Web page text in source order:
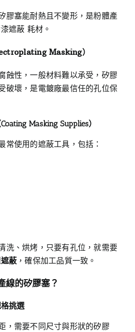
膠塞能耐熱且不變形，是粉體產
遮蔽 耗材。
Masking）
蝕性，一般材料難以承受，矽膠
破壞，是電鍍廠最信任的孔位保
Masking Supplies）
常使用的遮蔽工具，包括：
洗、烘烤，只要有孔位，就需要
蔽 ，確保加工品質一致。
線的矽膠塞？
挑選
，需要不同尺寸與形狀的矽膠